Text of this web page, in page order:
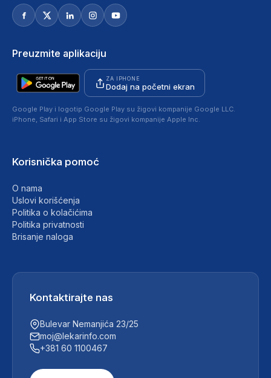
Preuzmite aplikaciju
ZA IPHONE
Dodaj na početni ekran
Google Play i logotip Google Play su žigovi kompanije Google LLC.
iPhone, Safari i App Store su žigovi kompanije Apple Inc.
Korisnička pomoć
O nama
Uslovi korišćenja
Politika o kolačićima
Politika privatnosti
Brisanje naloga
Kontaktirajte nas
Bulevar Nemanjića 23/25
moj@lekarinfo.com
+381 60 1100467